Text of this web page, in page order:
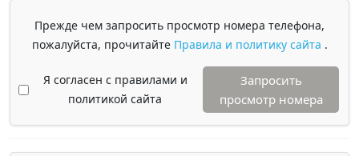
Прежде чем запросить просмотр номера телефона,
пожалуйста, прочитайте Правила и политику сайта .
Я согласен с правилами и
политикой сайта
Запросить
просмотр номера